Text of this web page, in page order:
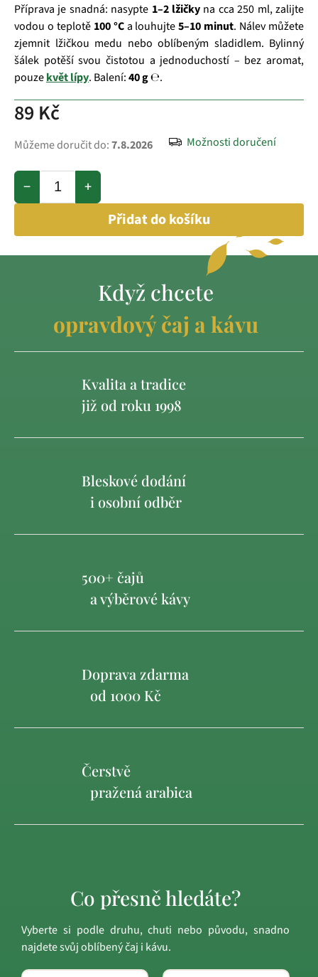
89 Kč
Můžeme doručit do:7.8.2026 Možnosti doručení
+
−
Přidat do košíku
Příprava je snadná: nasypte 1–2 lžičky na cca 250 ml, zalijte
vodou o teplotě 100 °Ca louhujte5–10 minut. Nálev můžete
zjemnit lžičkou medu nebo oblíbeným sladidlem. Bylinný
šálek potěší svou čistotou a jednoduchostí – bez aromat,
pouzekvět lípy. Balení:40 g ℮.
Když chcete
opravdový čaj a kávu
Kvalita a tradice
již od roku 1998
Bleskové dodání
i osobní odběr
500+ čajů
a výběrové kávy
Doprava zdarma
od 1000 Kč
Čerstvě
pražená arabica
Co přesně hledáte?
Vyberte si podle druhu, chuti nebo původu, snadno
najdete svůj oblíbený čaj i kávu.